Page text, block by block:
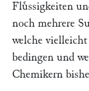
Fluͤssigkeiten
noch mehrere
welche
bedingen und
Chemikern